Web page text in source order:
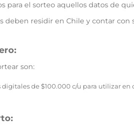
para el sorteo aquellos datos de
deben residir en Chile y contar
son:
digitales de $100.000 c/u para utilizar en